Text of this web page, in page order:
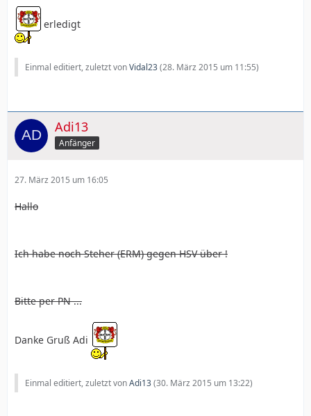
erledigt
Einmal editiert, zuletzt vonVidal23(28. März 2015 um 11:55)
Adi13
Anfänger
27. März 2015 um 16:05
Hallo
Ich habe noch Steher (ERM) gegen HSV über !
Bitte per PN ...
Danke Gruß Adi
Einmal editiert, zuletzt vonAdi13(30. März 2015 um 13:22)